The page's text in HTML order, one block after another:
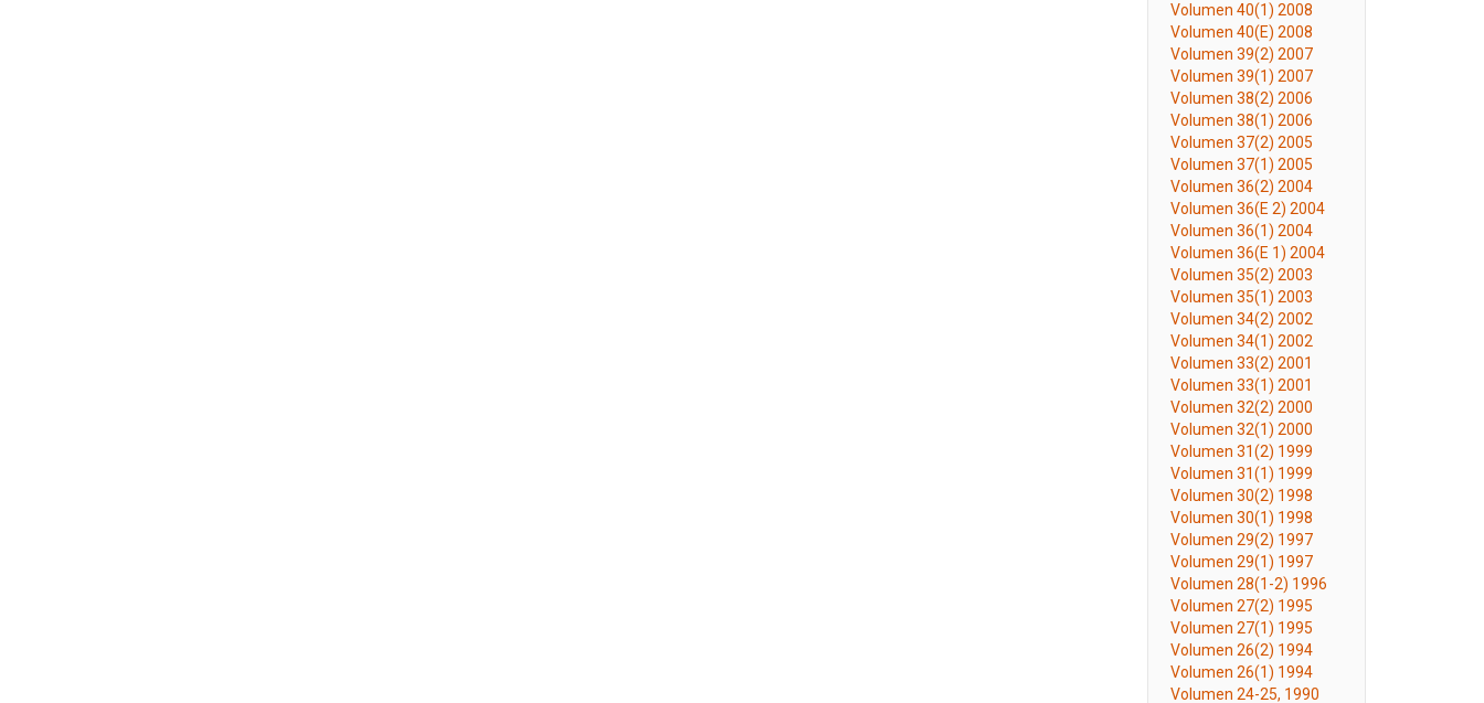
Volumen 40(1) 2008
Volumen 40(E) 2008
Volumen 39(2) 2007
Volumen 39(1) 2007
Volumen 38(2) 2006
Volumen 38(1) 2006
Volumen 37(2) 2005
Volumen 37(1) 2005
Volumen 36(2) 2004
Volumen 36(E 2) 2004
Volumen 36(1) 2004
Volumen 36(E 1) 2004
Volumen 35(2) 2003
Volumen 35(1) 2003
Volumen 34(2) 2002
Volumen 34(1) 2002
Volumen 33(2) 2001
Volumen 33(1) 2001
Volumen 32(2) 2000
Volumen 32(1) 2000
Volumen 31(2) 1999
Volumen 31(1) 1999
Volumen 30(2) 1998
Volumen 30(1) 1998
Volumen 29(2) 1997
Volumen 29(1) 1997
Volumen 28(1-2) 1996
Volumen 27(2) 1995
Volumen 27(1) 1995
Volumen 26(2) 1994
Volumen 26(1) 1994
Volumen 24-25, 1990